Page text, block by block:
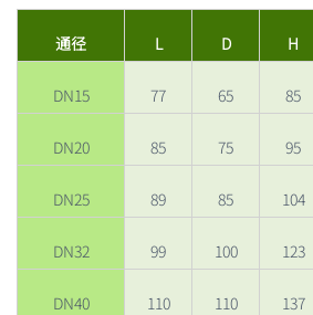
通径 L D H
DN15 77 65 85
DN20 85 75 95
DN25 89 85 104
DN32 99 100 123
DN40 110 110 137